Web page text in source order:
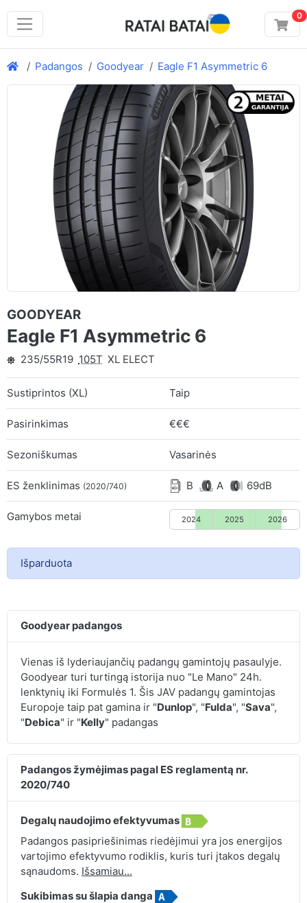
0
Padangos Goodyear Eagle F1 Asymmetric 6
GOODYEAR
Eagle F1 Asymmetric 6
235/55R19 105T XL ELECT
Sustiprintos (XL) Taip
Pasirinkimas €€€
Sezoniškumas Vasarinės
ES ženklinimas (2020/740) B A 69dB
Gamybos metai 2024 2025 2026
Išparduota
Goodyear padangos
Vienas iš lyderiaujančių padangų gamintojų pasaulyje.
Goodyear turi turtingą istorija nuo "Le Mano" 24h.
lenktynių iki Formulės 1. Šis JAV padangų gamintojas
Europoje taip pat gamina ir "Dunlop", "Fulda", "Sava",
"Debica" ir "Kelly" padangas
Padangos žymėjimas pagal ES reglamentą nr.
2020/740
Degalų naudojimo efektyvumas
Padangos pasipriešinimas riedėjimui yra jos energijos
vartojimo efektyvumo rodiklis, kuris turi įtakos degalų
sąnaudoms. Išsamiau...
Sukibimas su šlapia danga